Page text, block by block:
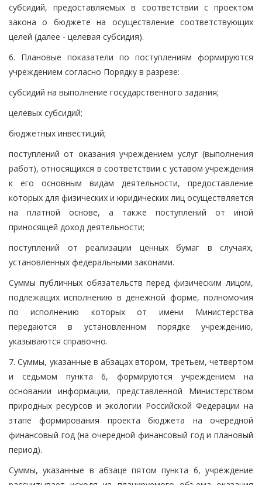
субсидий, предоставляемых в соответствии с проектом
закона о бюджете на осуществление соответствующих
целей (далее - целевая субсидия).
6. Плановые показатели по поступлениям формируются
учреждением согласно Порядку в разрезе:
субсидий на выполнение государственного задания;
целевых субсидий;
бюджетных инвестиций;
поступлений от оказания учреждением услуг (выполнения
работ), относящихся в соответствии с уставом учреждения
к его основным видам деятельности, предоставление
которых для физических и юридических лиц осуществляется
на платной основе, а также поступлений от иной
приносящей доход деятельности;
поступлений от реализации ценных бумаг в случаях,
установленных федеральными законами.
Суммы публичных обязательств перед физическим лицом,
подлежащих исполнению в денежной форме, полномочия
по исполнению которых от имени Министерства
передаются в установленном порядке учреждению,
указываются справочно.
7. Суммы, указанные в абзацах втором, третьем, четвертом
и седьмом пункта 6, формируются учреждением на
основании информации, представленной Министерством
природных ресурсов и экологии Российской Федерации на
этапе формирования проекта бюджета на очередной
финансовый год (на очередной финансовый год и плановый
период).
Суммы, указанные в абзаце пятом пункта 6, учреждение